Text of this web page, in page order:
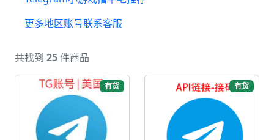
更多地区账号联系客服
共找到 25件商品
有货 有货